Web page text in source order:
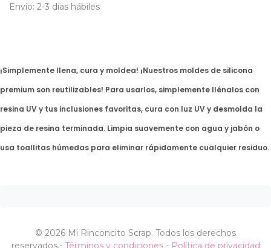
Envío: 2-3 días hábiles
¡Simplemente llena, cura y moldea! ¡Nuestros moldes de silicona
premium son reutilizables! Para usarlos, simplemente llénalos con
resina UV y tus inclusiones favoritas, cura con luz UV y desmolda la
pieza de resina terminada. Limpia suavemente con agua y jabón o
usa toallitas húmedas para eliminar rápidamente cualquier residuo.
© 2026 Mi Rinconcito Scrap. Todos los derechos
reservados.- Términos y condiciones- Política de privacidad